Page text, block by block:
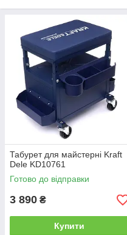
Табурет для майстерні Kraft
Dele KD10761
Готово до відправки
3 890 ₴
Купити